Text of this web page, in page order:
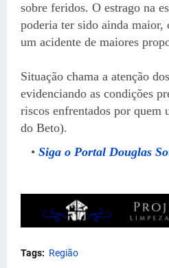
sobre feridos. O estrago na
poderia ter sido ainda maior,
um acidente de maiores
Situação chama a atenção
evidenciando as condições
riscos enfrentados por
do Beto).
Siga o Portal Douglas
Tags: Região